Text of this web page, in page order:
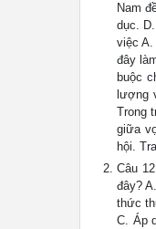
Nam
dục.
việc
đây
buộc
lượng
Trong
giữa
hội.
Câu
đây?
thức
C. Áp